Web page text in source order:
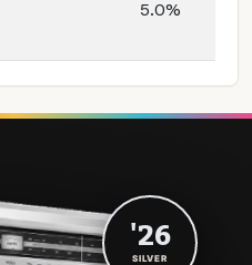
5.0%
'26
SILVER